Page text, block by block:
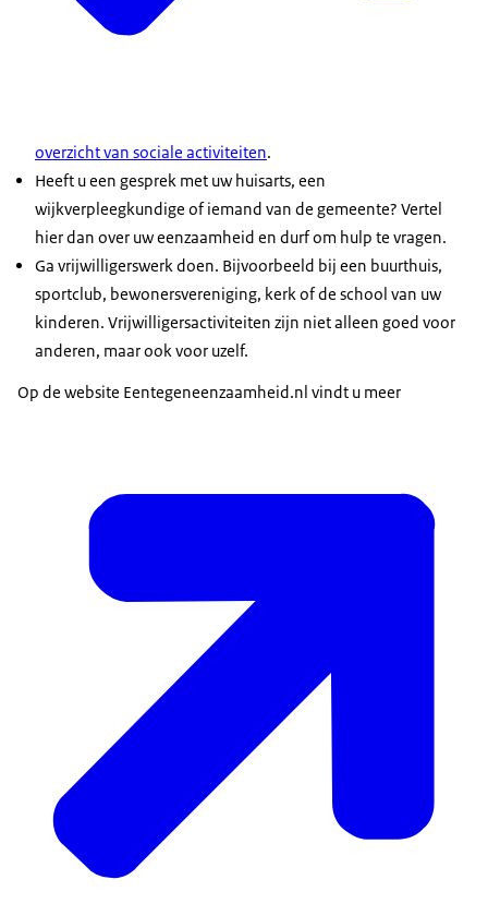
overzicht van sociale activiteiten.
Heeft u een gesprek met uw huisarts, een
wijkverpleegkundige of iemand van de gemeente? Vertel
hier dan over uw eenzaamheid en durf om hulp te vragen.
Ga vrijwilligerswerk doen. Bijvoorbeeld bij een buurthuis,
sportclub, bewonersvereniging, kerk of de school van uw
kinderen. Vrijwilligersactiviteiten zijn niet alleen goed voor
anderen, maar ook voor uzelf.
Op de website Eentegeneenzaamheid.nl vindt u meer